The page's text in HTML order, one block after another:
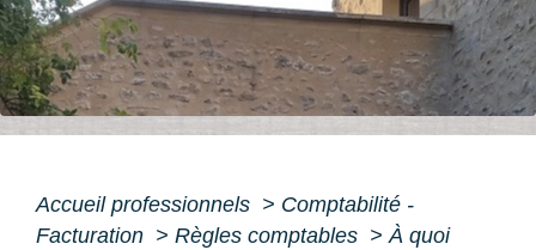
Accueil professionnels > Comptabilité -
Facturation > Règles comptables > À quoi